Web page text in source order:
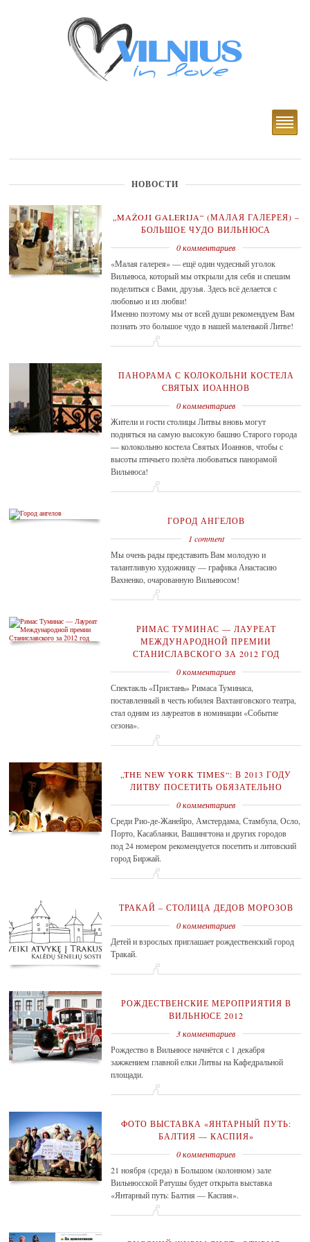
НОВОСТИ
„MAŽOJI GALERIJA“ (МАЛАЯ ГАЛЕРЕЯ) –
БОЛЬШОЕ ЧУДО ВИЛЬНЮСА
0 комментариев
«Малая галерея» — ещё один чудесный уголок
Вильнюса, который мы открыли для себя и спешим
поделиться с Вами, друзья. Здесь всё делается с
любовью и из любви!
Именно поэтому мы от всей души рекомендуем Вам
познать это большое чудо в нашей маленькой Литве!
ПАНОРАМА С КОЛОКОЛЬНИ КОСТЕЛА
СВЯТЫХ ИОАННОВ
0 комментариев
Жители и гости столицы Литвы вновь могут
подняться на самую высокую башню Старого города
— колокольню костела Святых Иоаннов, чтобы с
высоты птичьего полёта любоваться панорамой
Вильнюса!
ГОРОД АНГЕЛОВ
1 comment
Мы очень рады представить Вам молодую и
талантливую художницу — графика Анастасию
Вахненко, очарованную Вильнюсом!
РИМАС ТУМИНАС — ЛАУРЕАТ
МЕЖДУНАРОДНОЙ ПРЕМИИ
СТАНИСЛАВСКОГО ЗА 2012 ГОД
0 комментариев
Спектакль «Пристань» Римаса Туминаса,
поставленный в честь юбилея Вахтанговского театра,
стал одним из лауреатов в номинации «Событие
сезона».
„THE NEW YORK TIMES“: В 2013 ГОДУ
ЛИТВУ ПОСЕТИТЬ ОБЯЗАТЕЛЬНО
0 комментариев
Среди Рио-де-Жанейро, Амстердама, Стамбула, Осло,
Порто, Касабланки, Вашингтона и других городов
под 24 номером рекомендуется посетить и литовский
город Биржай.
ТРАКАЙ – СТОЛИЦА ДЕДОВ МОРОЗОВ
0 комментариев
Детей и взрослых приглашает рождественский город
Тракай.
РОЖДЕСТВЕНСКИЕ МЕРОПРИЯТИЯ В
ВИЛЬНЮСЕ 2012
3 комментариев
Рождество в Вильнюсе начнётся с 1 декабря
зажжением главной елки Литвы на Кафедральной
площади.
ФОТО ВЫСТАВКА «ЯНТАРНЫЙ ПУТЬ:
БАЛТИЯ — КАСПИЯ»
0 комментариев
21 ноября (среда) в Большом (колонном) зале
Вильнюсской Ратушы будет открыта выставка
«Янтарный путь: Балтия — Каспия».